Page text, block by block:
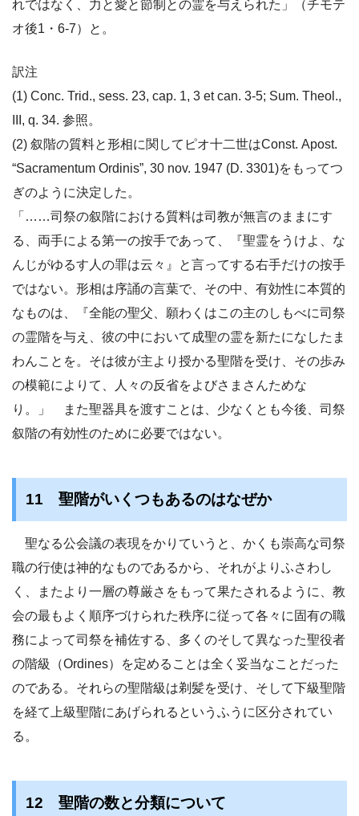
れではなく、力と愛と節制との霊を与えられた」（チモテ
オ後1・6-7）と。
訳注
(1) Conc. Trid., sess. 23, cap. 1, 3 et can. 3-5; Sum. Theol.,
III, q. 34. 参照。
(2) 叙階の質料と形相に関してピオ十二世はConst. Apost.
“Sacramentum Ordinis”, 30 nov. 1947 (D. 3301)をもってつ
ぎのように決定した。
「……司祭の叙階における質料は司教が無言のままにす
る、両手による第一の按手であって、『聖霊をうけよ、な
んじがゆるす人の罪は云々』と言ってする右手だけの按手
ではない。形相は序誦の言葉で、その中、有効性に本質的
なものは、『全能の聖父、願わくはこの主のしもべに司祭
の霊階を与え、彼の中において成聖の霊を新たになしたま
わんことを。そは彼が主より授かる聖階を受け、その歩み
の模範によりて、人々の反省をよびさまさんためな
り。」 また聖器具を渡すことは、少なくとも今後、司祭
叙階の有効性のために必要ではない。
11 聖階がいくつもあるのはなぜか
聖なる公会議の表現をかりていうと、かくも崇高な司祭
職の行使は神的なものであるから、それがよりふさわし
く、またより一層の尊厳さをもって果たされるように、教
会の最もよく順序づけられた秩序に従って各々に固有の職
務によって司祭を補佐する、多くのそして異なった聖役者
の階級（Ordines）を定めることは全く妥当なことだった
のである。それらの聖階級は剃髪を受け、そして下級聖階
を経て上級聖階にあげられるというふうに区分されてい
る。
12 聖階の数と分類について